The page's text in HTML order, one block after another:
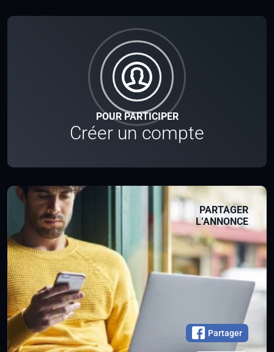
POUR PARTICIPER
Créer un compte
PARTAGER
L’ANNONCE
Partager